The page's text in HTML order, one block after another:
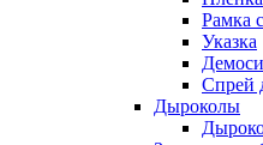
Рамка
Указка
Спрей
Дыроколы